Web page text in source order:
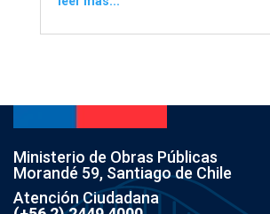
Ministerio de Obras Públicas
Morandé 59, Santiago de Chile
Atención Ciudadana